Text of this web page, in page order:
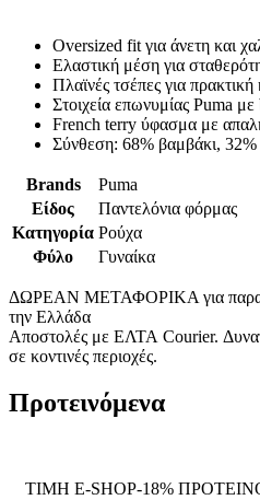
Oversized fit για άνετη και
Ελαστική μέση για
Πλαϊνές τσέπες για
Στοιχεία επωνυμίας Puma
French terry ύφασμα με
Σύνθεση: 68% βαμβάκι, 32%
Brands
Puma
Είδος
Παντελόνια φόρμας
Κατηγορία Ρούχα
Φύλο
Γυναίκα
ΔΩΡΕΑΝ ΜΕΤΑΦΟΡΙΚΑ για
την Ελλάδα
Αποστολές με ΕΛΤΑ Courier.
σε κοντινές περιοχές.
Προτεινόμενα
ΤΙΜΗ E-SHOP-18%